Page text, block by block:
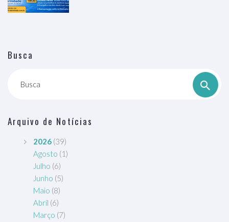
Busca
Busca
Arquivo de Notícias
2026 (39)
Agosto (1)
Julho (6)
Junho (5)
Maio (8)
Abril (6)
Março (7)